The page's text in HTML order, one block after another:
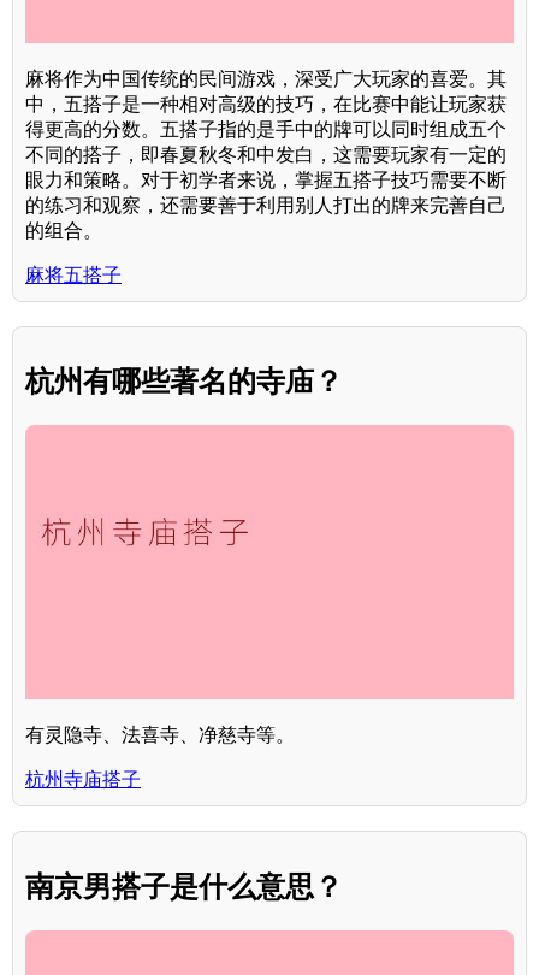
麻将作为中国传统的民间游戏，深受广大玩家的喜爱。其
中，五搭子是一种相对高级的技巧，在比赛中能让玩家获
得更高的分数。五搭子指的是手中的牌可以同时组成五个
不同的搭子，即春夏秋冬和中发白，这需要玩家有一定的
眼力和策略。对于初学者来说，掌握五搭子技巧需要不断
的练习和观察，还需要善于利用别人打出的牌来完善自己
的组合。
麻将五搭子
杭州有哪些著名的寺庙？
有灵隐寺、法喜寺、净慈寺等。
杭州寺庙搭子
南京男搭子是什么意思？